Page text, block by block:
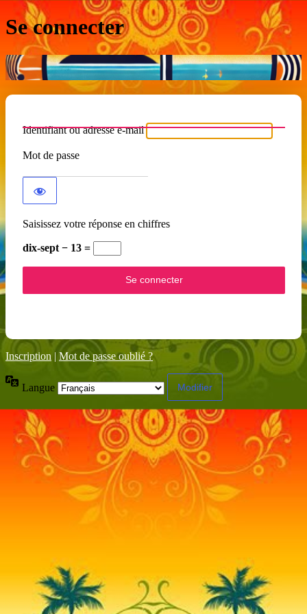
Se connecter
Identifiant ou adresse e-mail
Mot de passe
Saisissez votre réponse en chiffres
dix-sept − 13 =
Inscription | Mot de passe oublié ?
Langue